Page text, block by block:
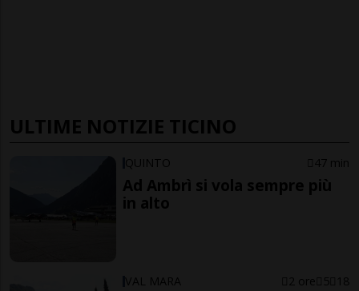
ULTIME NOTIZIE TICINO
QUINTO 47 min
Ad Ambrì si vola sempre più
in alto
VAL MARA 2 ore 5 18